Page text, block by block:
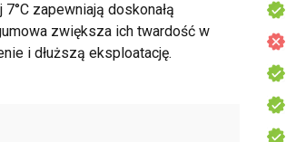
zapewniają doskonałą
zwiększa ich twardość w
i dłuższą eksploatację.